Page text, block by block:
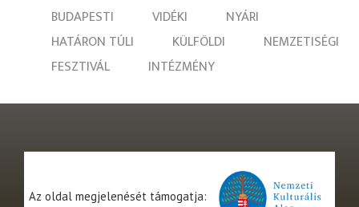
BUDAPESTI VIDÉKI
NYÁRI
HATÁRON TÚLI
KÜLFÖLDI
NEMZETISÉGI
FESZTIVÁL
INTÉZMÉNY
Az oldal megjelenését támogatja: